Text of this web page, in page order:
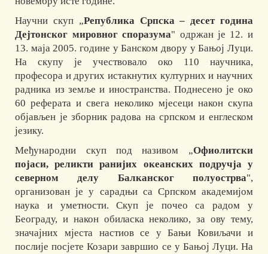
Научни скуп „Република Српска – десет година
Дејтонског мировног споразума" одржан је 12. и
13. маја 2005. године у Банском двору у Бањој Луци.
На скупу је учествовало око 110 научника,
професора и других истакнутих културних и научних
радника из земље и иностранства. Поднесено је око
60 реферата и свега неколико мјесеци након скупа
објављен је зборник радова на српском и енглеском
језику.
Међународни скуп под називом „Офиолитски
појаси, реликти ранијих океанских подручја у
северном делу Балканског полуострва",
организован је у сарадњи са Српском академијом
наука и уметности. Скуп је почео са радом у
Београду, и након обиласка неколико, за ову тему,
значајних мјеста настиов се у Бањи Ковиљачи и
послије посјете Козари завршио се у Бањој Луци. На